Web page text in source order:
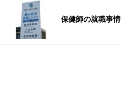
保健師の就職事情